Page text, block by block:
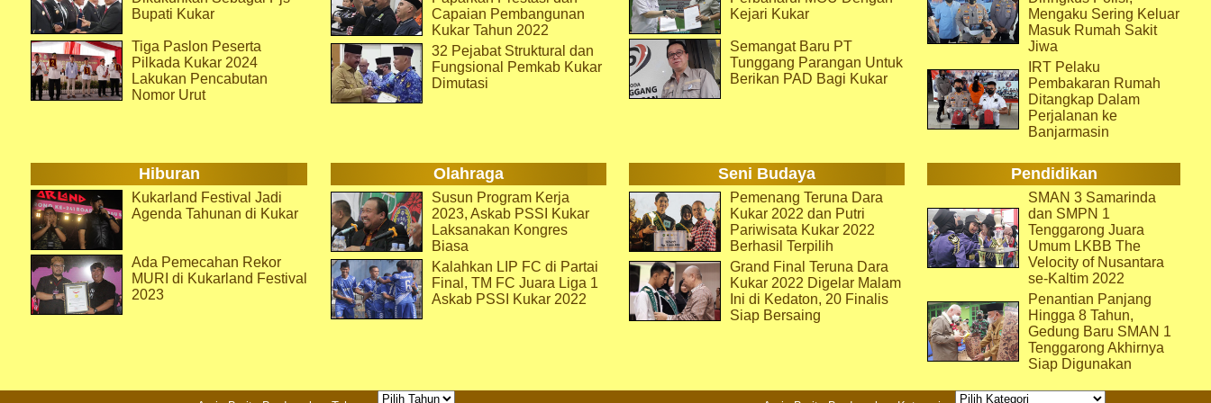
Bupati Kukar
Tiga Paslon Peserta
Pilkada Kukar 2024
Lakukan Pencabutan
Nomor Urut
Capaian Pembangunan
Kukar Tahun 2022
32 Pejabat Struktural dan
Fungsional Pemkab Kukar
Dimutasi
Kejari Kukar
Semangat Baru PT
Tunggang Parangan Untuk
Berikan PAD Bagi Kukar
Mengaku Sering Keluar
Masuk Rumah Sakit
Jiwa
IRT Pelaku
Pembakaran Rumah
Ditangkap Dalam
Perjalanan ke
Banjarmasin
Hiburan Olahraga Seni Budaya Pendidikan
Kukarland Festival Jadi
Agenda Tahunan di Kukar
Ada Pemecahan Rekor
MURI di Kukarland Festival
2023
Susun Program Kerja
2023, Askab PSSI Kukar
Laksanakan Kongres
Biasa
Kalahkan LIP FC di Partai
Final, TM FC Juara Liga 1
Askab PSSI Kukar 2022
Pemenang Teruna Dara
Kukar 2022 dan Putri
Pariwisata Kukar 2022
Berhasil Terpilih
Grand Final Teruna Dara
Kukar 2022 Digelar Malam
Ini di Kedaton, 20 Finalis
Siap Bersaing
SMAN 3 Samarinda
dan SMPN 1
Tenggarong Juara
Umum LKBB The
Velocity of Nusantara
se-Kaltim 2022
Penantian Panjang
Hingga 8 Tahun,
Gedung Baru SMAN 1
Tenggarong Akhirnya
Siap Digunakan